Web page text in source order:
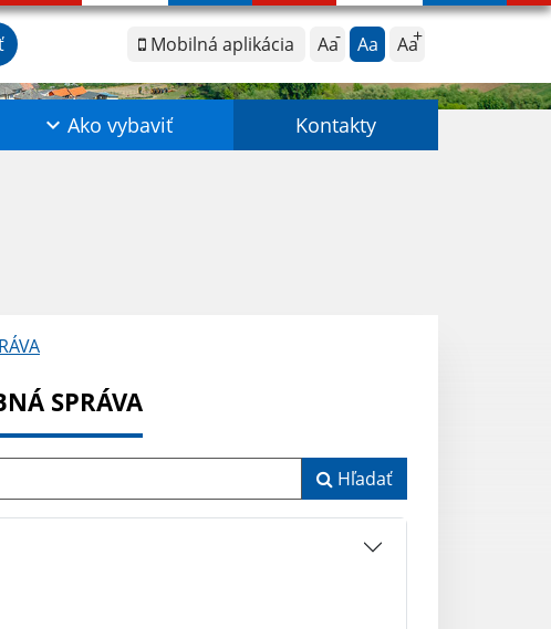
Mobilná aplikácia Aa Aa Aa
Ako vybaviť Kontakty
SPRÁVA
Hľadať